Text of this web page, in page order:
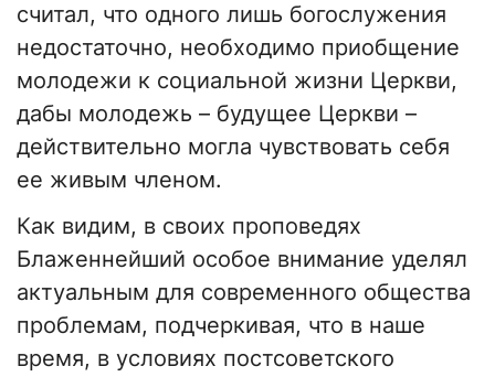
считал, что одного лишь богослужения
недостаточно, необходимо приобщение
молодежи к социальной жизни Церкви,
дабы молодежь – будущее Церкви –
действительно могла чувствовать себя
ее живым членом.
Как видим, в своих проповедях
Блаженнейший особое внимание уделял
актуальным для современного общества
проблемам, подчеркивая, что в наше
время, в условиях постсоветского